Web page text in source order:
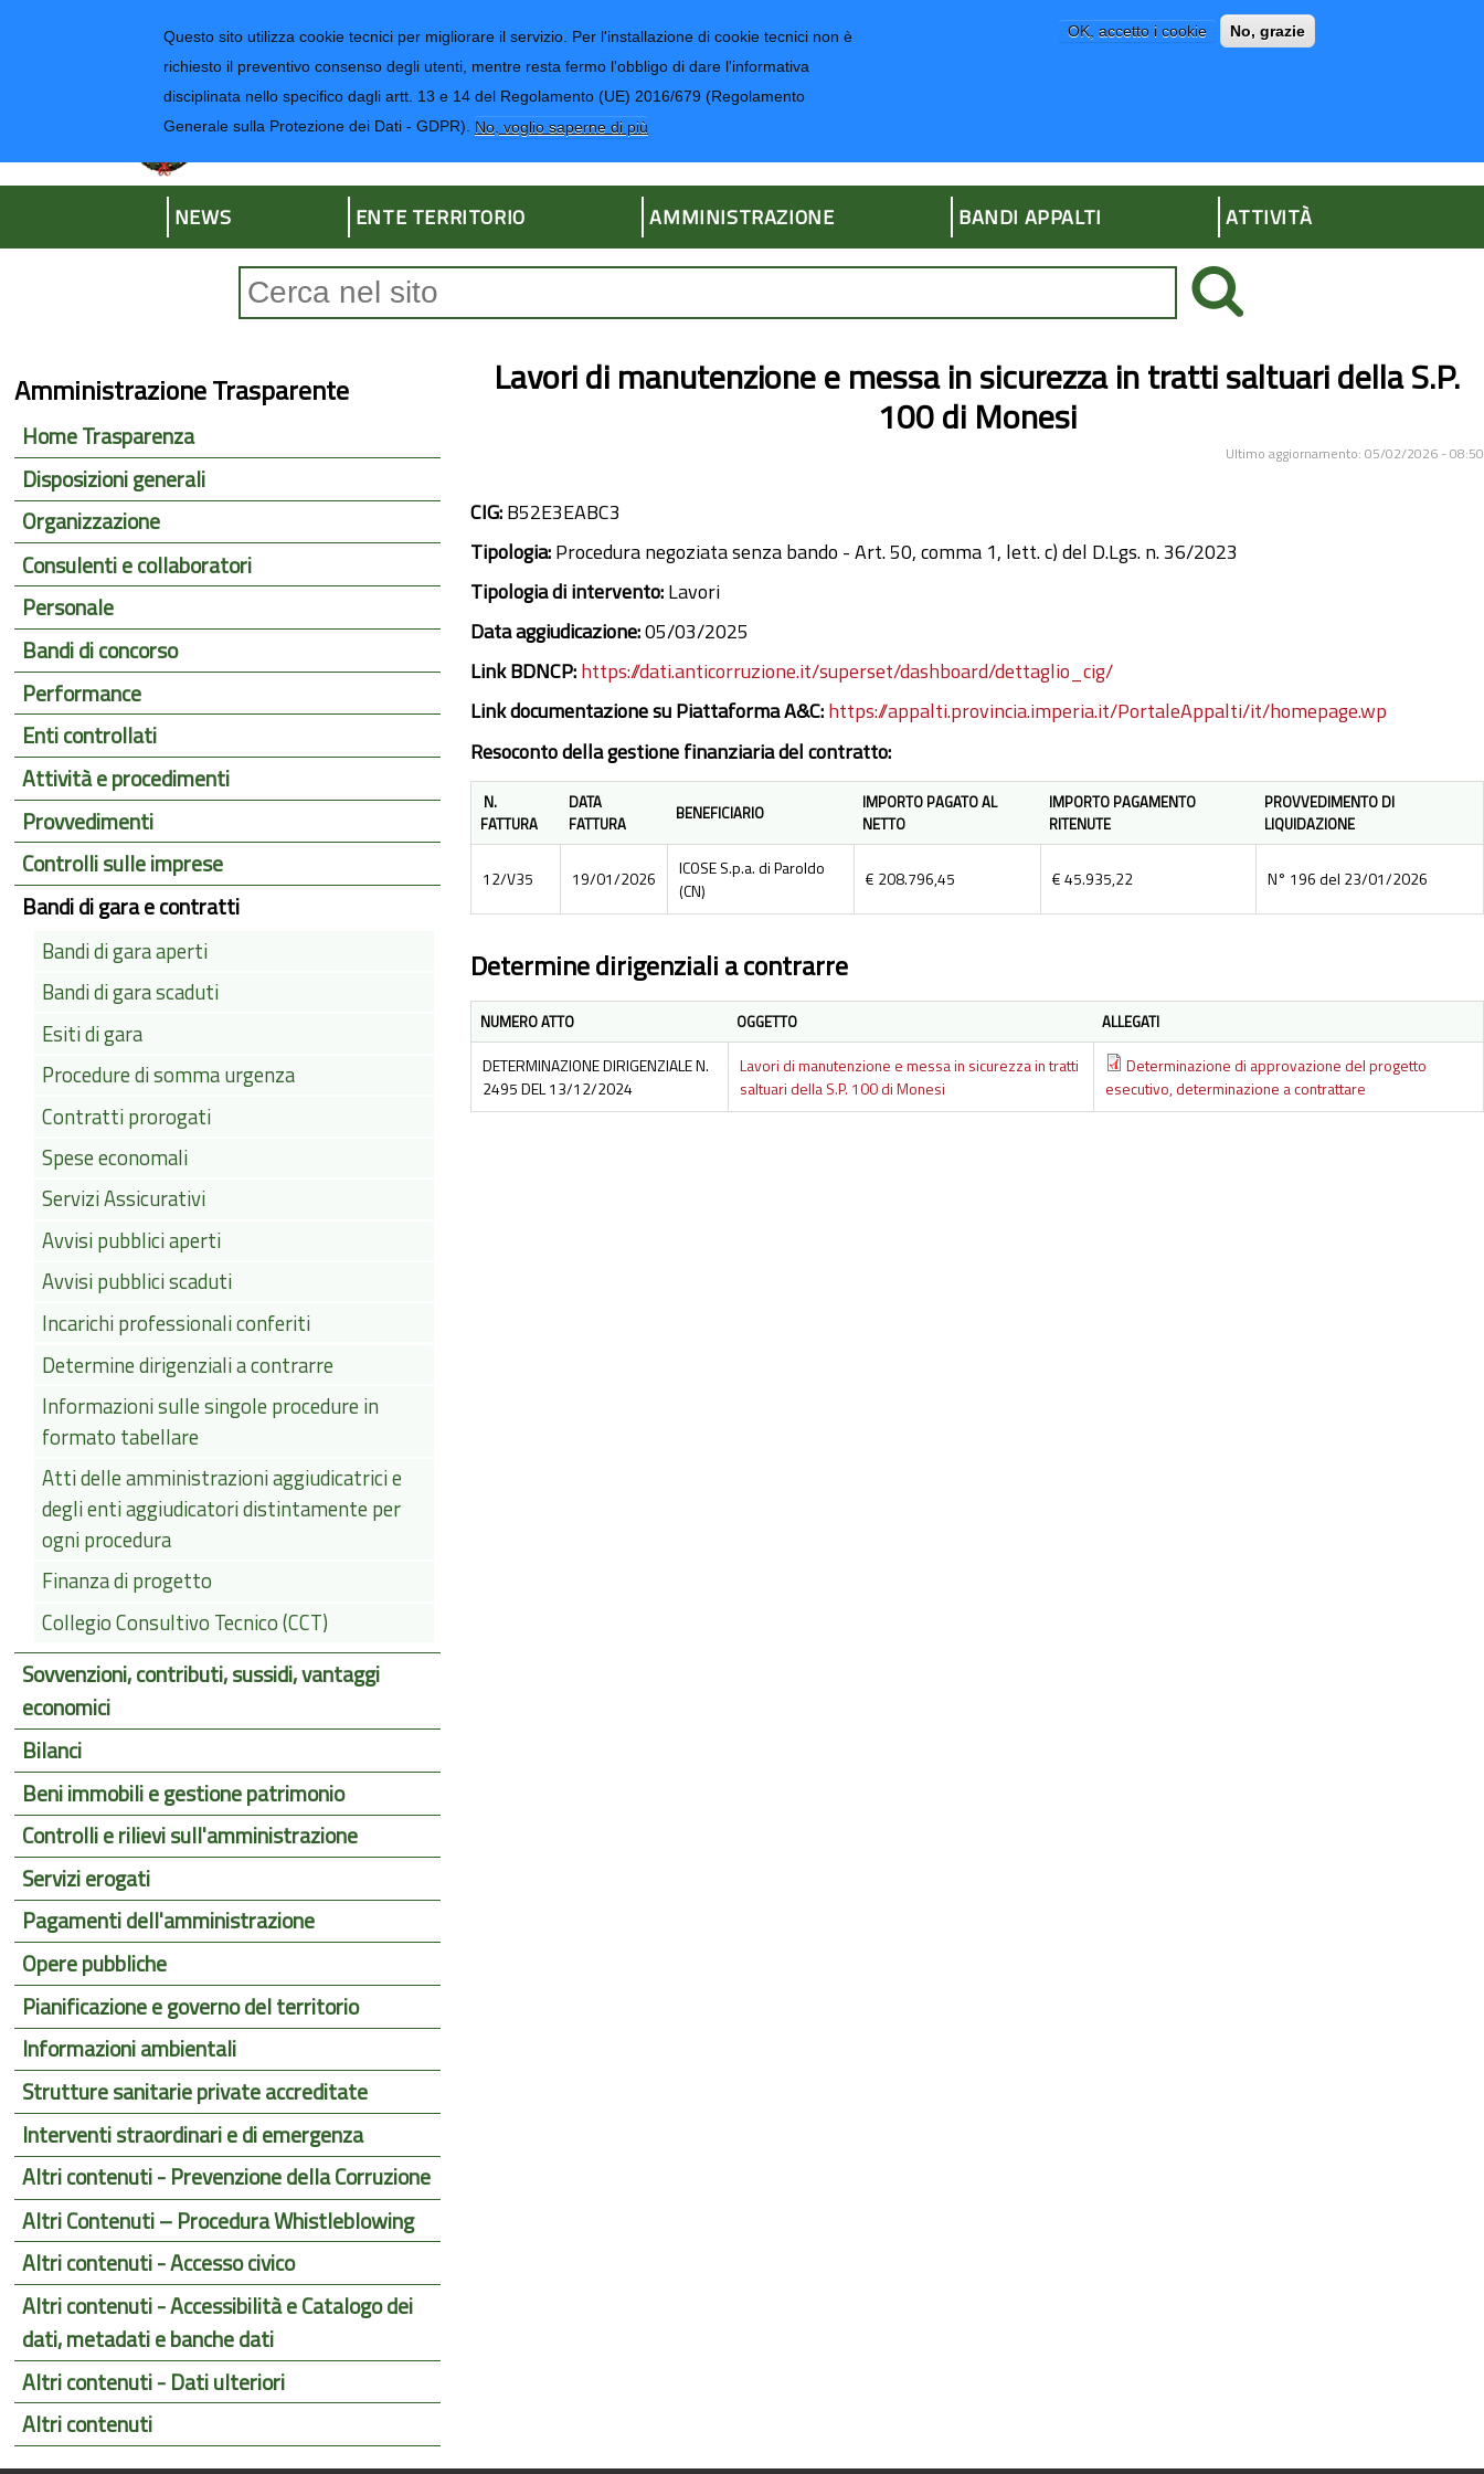
Questo sito utilizza cookie tecnici per migliorare il servizio. Per l'installazione di cookie tecnici non è
richiesto il preventivo consenso degli utenti, mentre resta fermo l'obbligo di dare l'informativa
disciplinata nello specifico dagli artt. 13 e 14 del Regolamento (UE) 2016/679 (Regolamento
Generale sulla Protezione dei Dati - GDPR). No, voglio saperne di più
OK, accetto i cookie No, grazie
Regione Liguria
Provincia di Imperia
NEWS ENTE TERRITORIO AMMINISTRAZIONE BANDI APPALTI ATTIVITÀ
Lavori di manutenzione e messa in sicurezza in tratti saltuari della S.P.
100 di Monesi
Ultimo aggiornamento: 05/02/2026 - 08:50
CIG:B52E3EABC3
Tipologia:Procedura negoziata senza bando - Art. 50, comma 1, lett. c) del D.Lgs. n. 36/2023
Tipologia di intervento:Lavori
Data aggiudicazione:05/03/2025
Link BDNCP:https://dati.anticorruzione.it/superset/dashboard/dettaglio_cig/
Link documentazione su Piattaforma A&C:https://appalti.provincia.imperia.it/PortaleAppalti/it/homepage.wp
Resoconto della gestione finanziaria del contratto:
N.
FATTURA
DATA
FATTURA
BENEFICIARIO
IMPORTO PAGATO AL
NETTO
IMPORTO PAGAMENTO
RITENUTE
PROVVEDIMENTO DI
LIQUIDAZIONE
12/V35 19/01/2026
ICOSE S.p.a. di Paroldo
(CN)
€ 208.796,45 € 45.935,22 N° 196 del 23/01/2026
Determine dirigenziali a contrarre
NUMERO ATTO OGGETTO ALLEGATI
DETERMINAZIONE DIRIGENZIALE N.
2495 DEL 13/12/2024
Lavori di manutenzione e messa in sicurezza in tratti
saltuari della S.P. 100 di Monesi
Determinazione di approvazione del progetto
esecutivo, determinazione a contrattare
Amministrazione Trasparente
Home Trasparenza
Disposizioni generali
Organizzazione
Consulenti e collaboratori
Personale
Bandi di concorso
Performance
Enti controllati
Attività e procedimenti
Provvedimenti
Controlli sulle imprese
Bandi di gara e contratti
Bandi di gara aperti
Bandi di gara scaduti
Esiti di gara
Procedure di somma urgenza
Contratti prorogati
Spese economali
Servizi Assicurativi
Avvisi pubblici aperti
Avvisi pubblici scaduti
Incarichi professionali conferiti
Determine dirigenziali a contrarre
Informazioni sulle singole procedure in
formato tabellare
Atti delle amministrazioni aggiudicatrici e
degli enti aggiudicatori distintamente per
ogni procedura
Finanza di progetto
Collegio Consultivo Tecnico (CCT)
Sovvenzioni, contributi, sussidi, vantaggi
economici
Bilanci
Beni immobili e gestione patrimonio
Controlli e rilievi sull'amministrazione
Servizi erogati
Pagamenti dell'amministrazione
Opere pubbliche
Pianificazione e governo del territorio
Informazioni ambientali
Strutture sanitarie private accreditate
Interventi straordinari e di emergenza
Altri contenuti - Prevenzione della Corruzione
Altri Contenuti – Procedura Whistleblowing
Altri contenuti - Accesso civico
Altri contenuti - Accessibilità e Catalogo dei
dati, metadati e banche dati
Altri contenuti - Dati ulteriori
Altri contenuti